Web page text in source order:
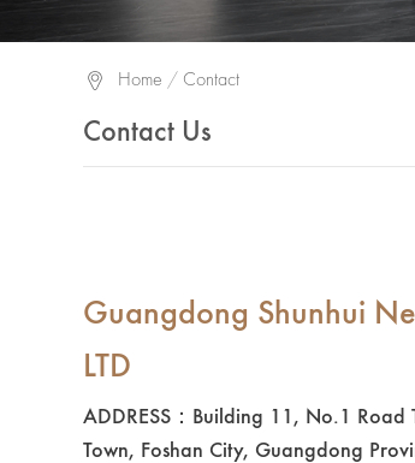
Home / Contact
Contact Us
Guangdong Shunhui
LTD
ADDRESS：Building 11, No.1
Town, Foshan City, Guangdong